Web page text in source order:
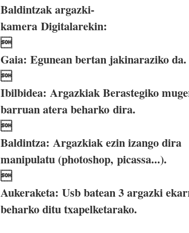
Baldintzak argazki-
kamera Digitalarekin:

Gaia: Egunean bertan jakinaraziko da.

Ibilbidea: Argazkiak Berastegiko
barruan atera beharko dira.

Baldintza: Argazkiak ezin izango dira
manipulatu (photoshop, picassa...).

Aukeraketa: Usb batean 3 argazki
beharko ditu txapelketarako.